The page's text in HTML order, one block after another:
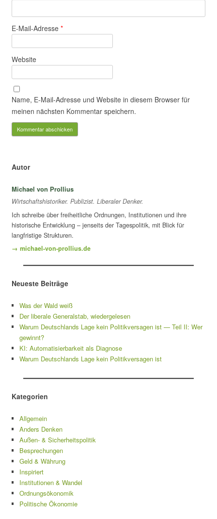
E-Mail-Adresse *
Website
Name, E-Mail-Adresse und Website in diesem Browser für
meinen nächsten Kommentar speichern.
Autor
Michael von Prollius
Wirtschaftshistoriker. Publizist. Liberaler Denker.
Ich schreibe über freiheitliche Ordnungen, Institutionen und ihre
historische Entwicklung – jenseits der Tagespolitik, mit Blick für
langfristige Strukturen.
→ michael-von-prollius.de
Neueste Beiträge
Was der Wald weiß
Der liberale Generalstab, wiedergelesen
Warum Deutschlands Lage kein Politikversagen ist — Teil II: Wer
gewinnt?
KI: Automatisierbarkeit als Diagnose
Warum Deutschlands Lage kein Politikversagen ist
Kategorien
Allgemein
Anders Denken
Außen- & Sicherheitspolitik
Besprechungen
Geld & Währung
Inspiriert
Institutionen & Wandel
Ordnungsökonomik
Politische Ökonomie